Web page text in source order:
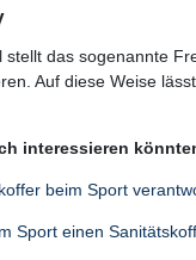
stellt das sogenannte
Auf diese Weise
interessieren
beim Sport
Sport einen